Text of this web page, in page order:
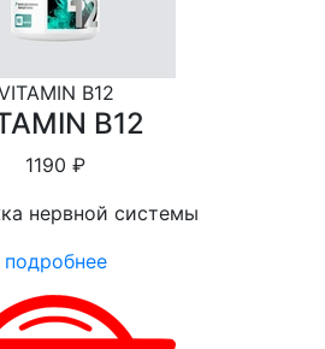
B12
B12
1190 ₽
нервной системы
подробнее